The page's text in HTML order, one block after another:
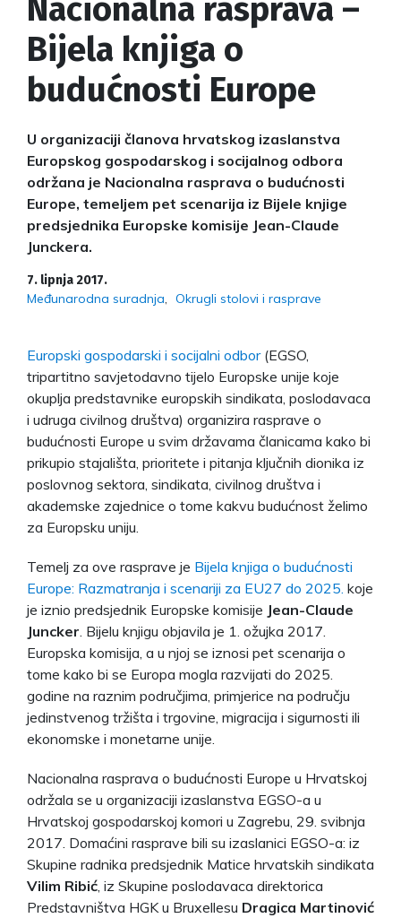
Nacionalna rasprava –
Bijela knjiga o
budućnosti Europe
U organizaciji članova hrvatskog izaslanstva
Europskog gospodarskog i socijalnog odbora
održana je Nacionalna rasprava o budućnosti
Europe, temeljem pet scenarija iz Bijele knjige
predsjednika Europske komisije Jean-Claude
Junckera.
7. lipnja 2017.
Međunarodna suradnja Okrugli stolovi i rasprave
Europski gospodarski i socijalni odbor(EGSO,
tripartitno savjetodavno tijelo Europske unije koje
okuplja predstavnike europskih sindikata, poslodavaca
i udruga civilnog društva) organizira rasprave o
budućnosti Europe u svim državama članicama kako bi
prikupio stajališta, prioritete i pitanja ključnih dionika iz
poslovnog sektora, sindikata, civilnog društva i
akademske zajednice o tome kakvu budućnost želimo
za Europsku uniju.
Temelj za ove rasprave je Bijela knjiga o budućnosti
Europe: Razmatranja i scenariji za EU27 do 2025. koje
je iznio predsjednik Europske komisije Jean-Claude
Juncker . Bijelu knjigu objavila je 1. ožujka 2017.
Europska komisija, a u njoj se iznosi pet scenarija o
tome kako bi se Europa mogla razvijati do 2025.
godine na raznim područjima, primjerice na području
jedinstvenog tržišta i trgovine, migracija i sigurnosti ili
ekonomske i monetarne unije.
Nacionalna rasprava o budućnosti Europe u Hrvatskoj
održala se u organizaciji izaslanstva EGSO-a u
Hrvatskoj gospodarskoj komori u Zagrebu, 29. svibnja
2017. Domaćini rasprave bili su izaslanici EGSO-a: iz
Skupine radnika predsjednik Matice hrvatskih sindikata
Vilim Ribić , iz Skupine poslodavaca direktorica
Predstavništva HGK u Bruxellesu Dragica Martinović